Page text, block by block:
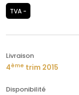
TVA -
Livraison
4ème trim 2015
Disponibilité